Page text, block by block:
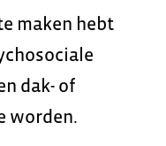
maken hebt
dak- of
worden.